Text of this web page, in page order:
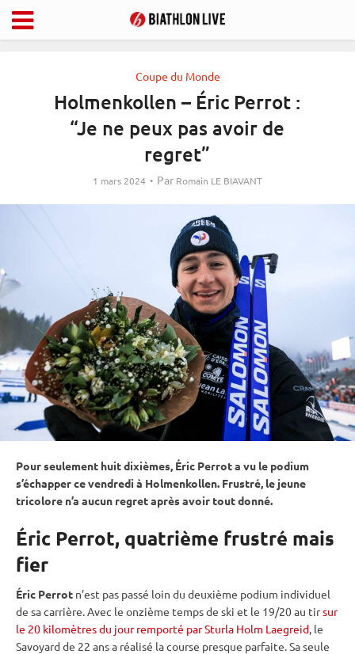
Coupe du Monde
Holmenkollen – Éric Perrot :
“Je ne peux pas avoir de
regret”
1 mars 2024 Par Romain LE BIAVANT
Pour seulement huit dixièmes, Éric Perrot a vu le podium
s’échapper ce vendredi à Holmenkollen. Frustré, le jeune
tricolore n’a aucun regret après avoir tout donné.
Éric Perrot, quatrième frustré mais
fier
Éric Perrot n’est pas passé loin du deuxième podium individuel
de sa carrière. Avec le onzième temps de ski et le 19/20 au tirsur
le 20 kilomètres du jour remporté par Sturla Holm Laegreid, le
Savoyard de 22 ans a réalisé la course presque parfaite. Sa seule